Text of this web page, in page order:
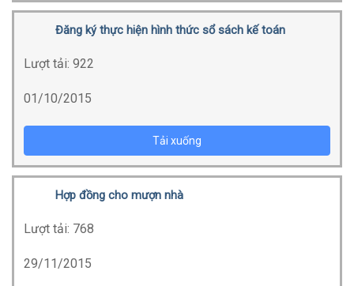
Đăng ký thực hiện hình thức sổ sách kế toán
Lượt tải: 922
01/10/2015
Tải xuống
Hợp đồng cho mượn nhà
Lượt tải: 768
29/11/2015